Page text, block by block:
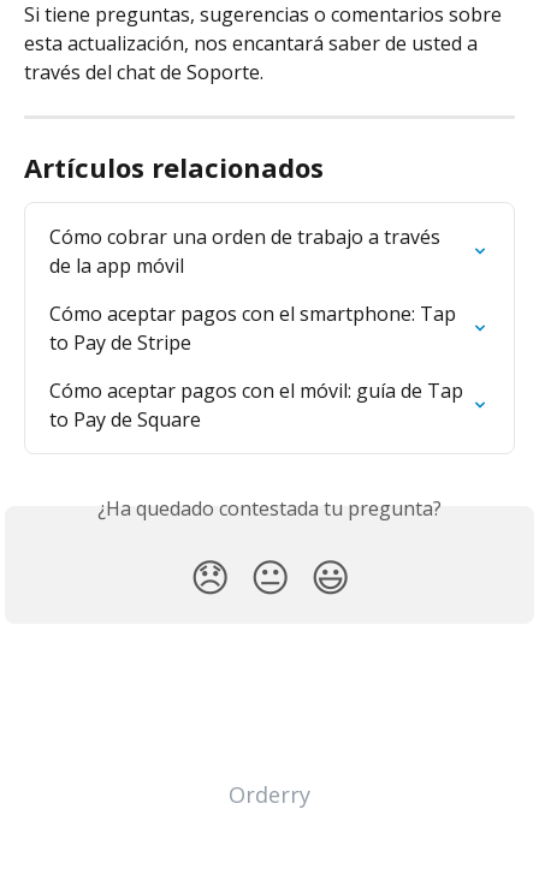
Si tiene preguntas, sugerencias o comentarios sobre
esta actualización, nos encantará saber de usted a
través del chat de Soporte.
Artículos relacionados
Cómo cobrar una orden de trabajo a través
de la app móvil
Cómo aceptar pagos con el smartphone: Tap
to Pay de Stripe
Cómo aceptar pagos con el móvil: guía de Tap
to Pay de Square
¿Ha quedado contestada tu pregunta?
😞 😐 😃
Orderry